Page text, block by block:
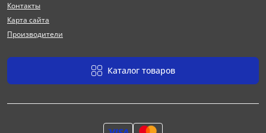
Контакты
Карта сайта
Производители
Каталог товаров